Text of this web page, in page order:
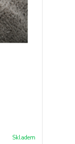
Skladem